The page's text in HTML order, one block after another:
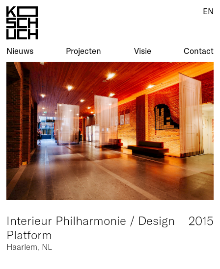
Nieuws Projecten Visie Contact
EN
Nieuws Projecten Visie Contact
EN
2015
Interieur Philharmonie / Design
Platform
Haarlem, NL